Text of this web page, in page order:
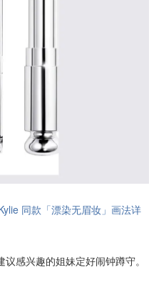
同款「漂染无眉妆」画法详
感兴趣的姐妹定好闹钟蹲守。